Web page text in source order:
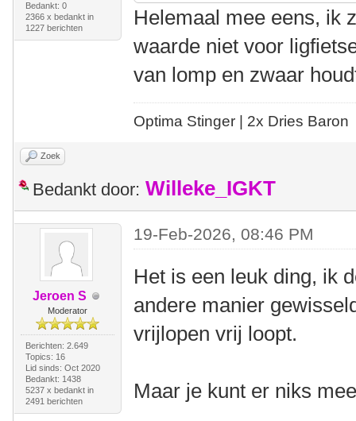
Bedankt: 0
2366 x bedankt in
1227 berichten
Helemaal mee eens, ik
waarde niet voor
van lomp en zwaar
Optima Stinger | 2x Dries Baron
Zoek
Bedankt door: Willeke_IGKT
Jeroen S
Moderator
Berichten: 2.649
Topics: 16
Lid sinds: Oct 2020
Bedankt: 1438
5237 x bedankt in
2491 berichten
19-Feb-2026, 08:46 PM
Het is een leuk ding, ik
andere manier
vrijlopen vrij loopt.
Maar je kunt er niks